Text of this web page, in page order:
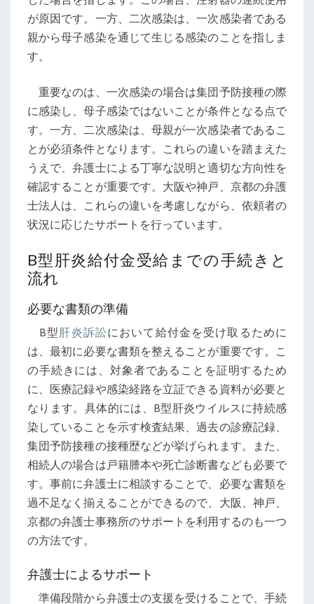
が原因です。一方、二次感染は、一次感染者である
親から母子感染を通じて生じる感染のことを指しま
す。
重要なのは、一次感染の場合は集団予防接種の際
に感染し、母子感染ではないことが条件となる点で
す。一方、二次感染は、母親が一次感染者であるこ
とが必須条件となります。これらの違いを踏まえた
うえで、弁護士による丁寧な説明と適切な方向性を
確認することが重要です。大阪や神戸、京都の弁護
士法人は、これらの違いを考慮しながら、依頼者の
状況に応じたサポートを行っています。
B型肝炎給付金受給までの手続きと
流れ
必要な書類の準備
B型肝炎訴訟において給付金を受け取るために
は、最初に必要な書類を整えることが重要です。こ
の手続きには、対象者であることを証明するため
に、医療記録や感染経路を立証できる資料が必要と
なります。具体的には、B型肝炎ウイルスに持続感
染していることを示す検査結果、過去の診療記録、
集団予防接種の接種歴などが挙げられます。また、
相続人の場合は戸籍謄本や死亡診断書なども必要で
す。事前に弁護士に相談することで、必要な書類を
過不足なく揃えることができるので、大阪、神戸、
京都の弁護士事務所のサポートを利用するのも一つ
の方法です。
弁護士によるサポート
準備段階から弁護士の支援を受けることで、手続